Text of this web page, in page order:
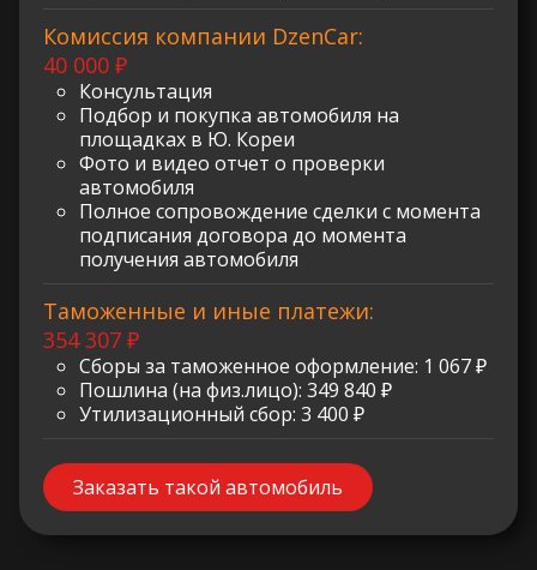
Комиссия компании DzenCar:
40 000 ₽
Консультация
Подбор и покупка автомобиля на
площадках в Ю. Кореи
Фото и видео отчет о проверки
автомобиля
Полное сопровождение сделки с момента
подписания договора до момента
получения автомобиля
Таможенные и иные платежи:
354 307 ₽
Сборы за таможенное оформление: 1 067 ₽
Пошлина (на физ.лицо): 349 840 ₽
Утилизационный сбор: 3 400 ₽
Заказать такой автомобиль